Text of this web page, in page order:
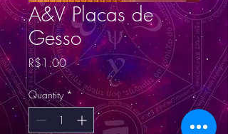
A&V Placas de
Gesso
R$1.00Price
Quantity *